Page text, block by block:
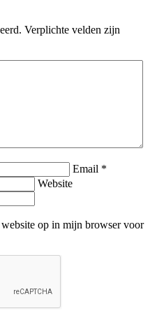
Verplichte velden zijn
Email *
Website
op in mijn browser voor